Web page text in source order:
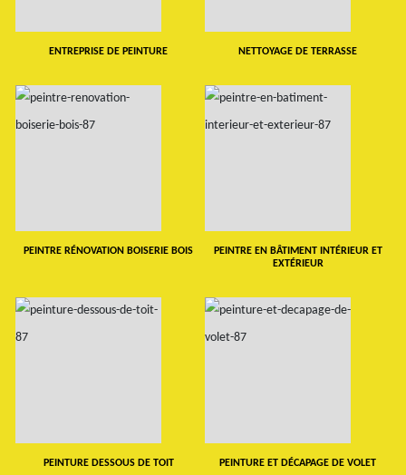
ENTREPRISE DE PEINTURE NETTOYAGE DE TERRASSE
PEINTRE RÉNOVATION BOISERIE BOIS
PEINTRE EN BÂTIMENT INTÉRIEUR ET
EXTÉRIEUR
PEINTURE DESSOUS DE TOIT PEINTURE ET DÉCAPAGE DE VOLET